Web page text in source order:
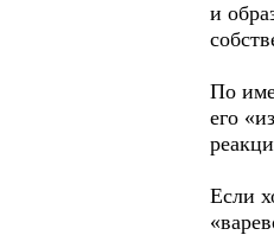
и
По
его
Если